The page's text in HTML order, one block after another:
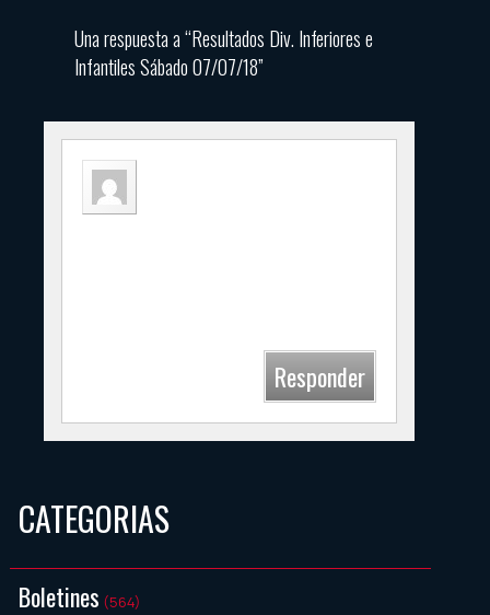
Una respuesta a “Resultados Div. Inferiores e
Infantiles Sábado 07/07/18”
Responder
CATEGORIAS
Boletines (564)